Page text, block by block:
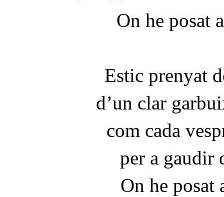
On he posat
Estic prenyat
d’un clar
com cada
per a gaudir
On he posat